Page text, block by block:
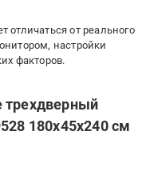
отличаться от реального
настройки
факторов.
трехдверный
180х45х240 см